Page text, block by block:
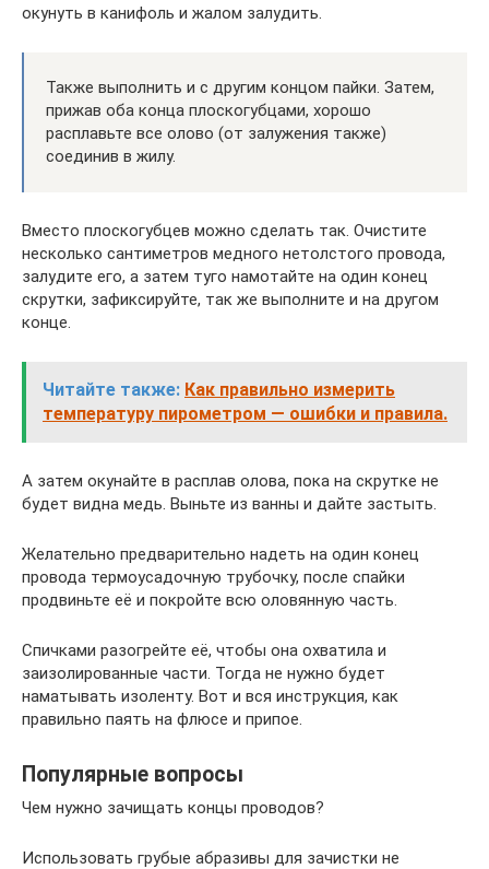
окунуть в канифоль и жалом залудить.
Также выполнить и с другим концом пайки. Затем,
прижав оба конца плоскогубцами, хорошо
расплавьте все олово (от залужения также)
соединив в жилу.
Вместо плоскогубцев можно сделать так. Очистите
несколько сантиметров медного нетолстого провода,
залудите его, а затем туго намотайте на один конец
скрутки, зафиксируйте, так же выполните и на другом
конце.
Читайте также: Как правильно измерить
температуру пирометром — ошибки и правила.
А затем окунайте в расплав олова, пока на скрутке не
будет видна медь. Выньте из ванны и дайте застыть.
Желательно предварительно надеть на один конец
провода термоусадочную трубочку, после спайки
продвиньте её и покройте всю оловянную часть.
Спичками разогрейте её, чтобы она охватила и
заизолированные части. Тогда не нужно будет
наматывать изоленту. Вот и вся инструкция, как
правильно паять на флюсе и припое.
Популярные вопросы
Чем нужно зачищать концы проводов?
Использовать грубые абразивы для зачистки не